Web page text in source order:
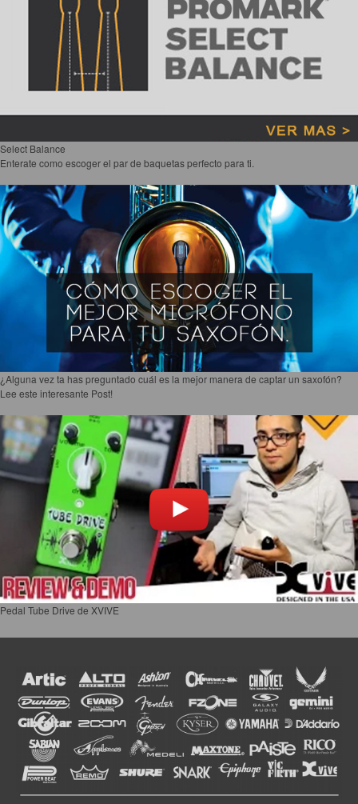
Select Balance
Enterate como escoger el par de baquetas perfecto para ti.
¿Alguna vez ta has preguntado cuál es la mejor manera de captar un saxofón?
Lee este interesante Post!
Pedal Tube Drive de XVIVE